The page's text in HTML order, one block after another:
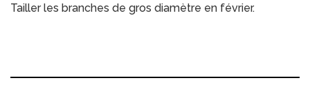
Tailler les branches de gros diamètre en février.